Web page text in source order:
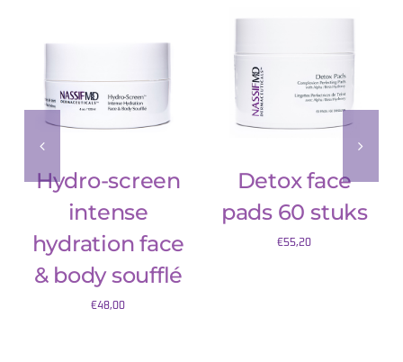
TOEVOEGEN AAN
DETAILS
Hydro-screen
intense
hydration face
& body soufflé
€48,00
WINKELWAGEN
DETAILS
Detox face
pads 60 stuks
€55,20